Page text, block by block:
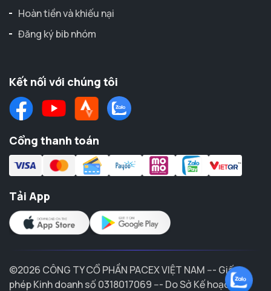
Hoàn tiền và khiếu nại
Đăng ký bib nhóm
Kết nối với chúng tôi
Cổng thanh toán
Tải App
©2026 CÔNG TY CỔ PHẦN PACEX VIỆT NAM --- Giấy
phép Kinh doanh số 0318017069 --- Do Sở Kế hoạch &